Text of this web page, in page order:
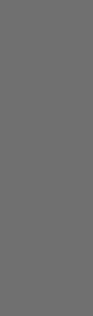
مرحباً بالجميع.
كما تعلمون،
آه، الناس